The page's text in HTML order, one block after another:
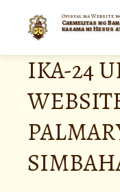
Opisyal na Website
Carmelitas ng
kasama ni Hesus
IKA-24